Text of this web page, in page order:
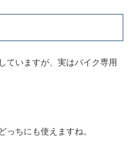
ていますが、実はバイク専用
っちにも使えますね。